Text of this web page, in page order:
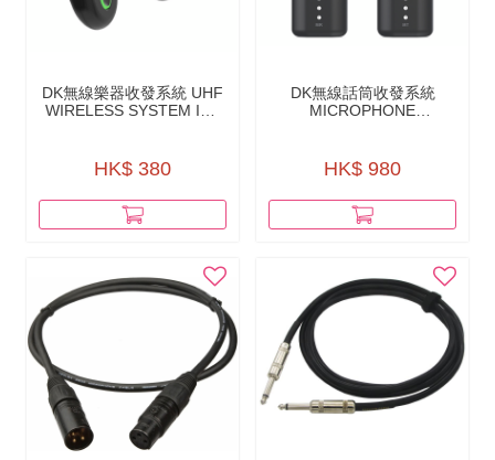
DK無線樂器收發系統 UHF
WIRELESS SYSTEM IW-
HK$ 380
DK無線話筒收發系統
MICROPHONE
RECEIVER IW-40
HK$ 980